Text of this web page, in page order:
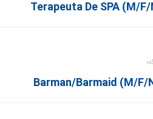
Terapeuta De SPA (M/
Barman/Barmaid (M/F/